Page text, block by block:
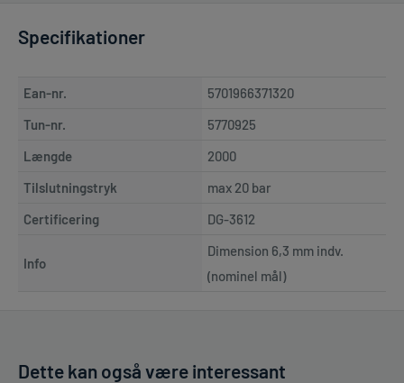
Specifikationer
Ean-nr.
5701966371320
Tun-nr.
5770925
Længde
2000
Tilslutningstryk
max 20 bar
Certificering
DG-3612
Info
Dimension 6,3 mm indv.
(nominel mål)
Dette kan også være interessant